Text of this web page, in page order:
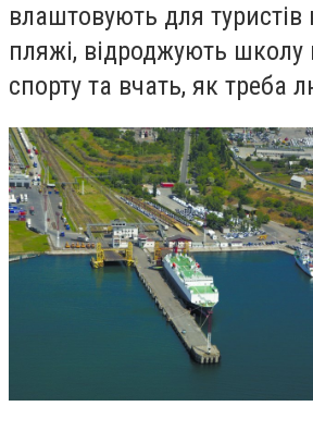
влаштовують для туристів
пляжі, відроджують школу
спорту та вчать, як треба